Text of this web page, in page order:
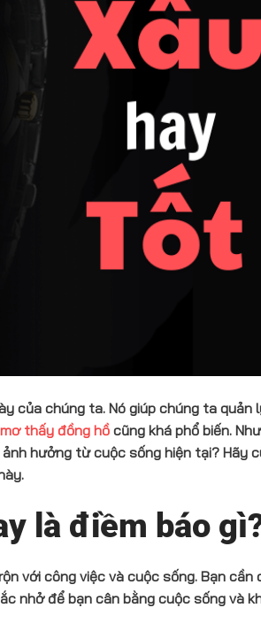
của chúng ta. Nó giúp chúng ta quản
thấy đồng hồ cũng khá phổ biến.
hưởng từ cuộc sống hiện tại? Hãy
là điềm báo
với công việc và cuộc sống. Bạn cần
nhở để bạn cân bằng cuộc sống và